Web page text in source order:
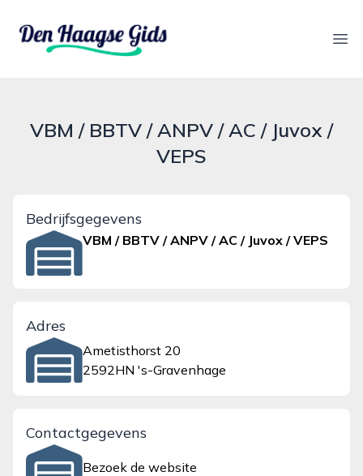
denhaagsegids.nl
VBM / BBTV / ANPV / AC / Juvox /
VEPS
Bedrijfsgegevens
VBM / BBTV / ANPV / AC / Juvox / VEPS
Adres
Ametisthorst 20
2592HN 's-Gravenhage
Contactgegevens
Bezoek de website